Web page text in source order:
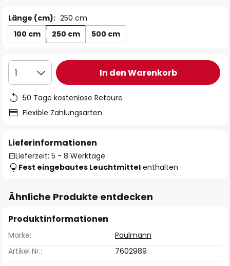
Länge (cm): 250 cm
100 cm
250 cm 500 cm
1 In den Warenkorb
50 Tage kostenlose Retoure
Flexible Zahlungsarten
Lieferinformationen
Lieferzeit: 5 - 8 Werktage
Fest eingebautes Leuchtmittel enthalten
Ähnliche Produkte entdecken
Produktinformationen
Marke:
Paulmann
Artikel Nr.:
7602989